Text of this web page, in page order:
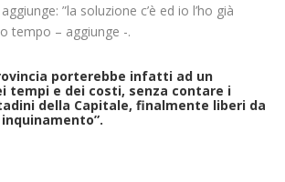
”la soluzione c’è ed io l’ho già
tempo – aggiunge -.
porterebbe infatti ad un
tempi e dei costi, senza contare i
della Capitale, finalmente liberi da